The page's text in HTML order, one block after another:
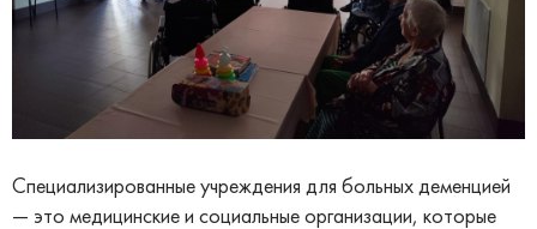
Специализированные учреждения для больных деменцией
— это медицинские и социальные организации, которые